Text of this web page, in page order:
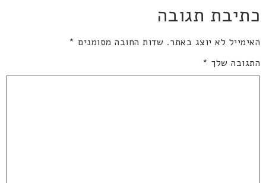
כתיבת תגובה
האימייל לא יוצג באתר. שדות החובה מסומנים *
התגובה שלך *